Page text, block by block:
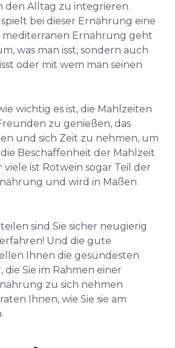
den Alltag zu integrieren.
bei dieser Ernährung eine
mediterranen Ernährung geht
was man isst, sondern auch
oder mit wem man seinen
wichtig es ist, die Mahlzeiten
zu genießen, das
und sich Zeit zu nehmen, um
Beschaffenheit der Mahlzeit
ist Rotwein sogar Teil der
und wird in Maßen
sind Sie sicher neugierig
Und die gute
Ihnen die gesündesten
die Sie im Rahmen einer
zu sich nehmen
Ihnen, wie Sie sie am